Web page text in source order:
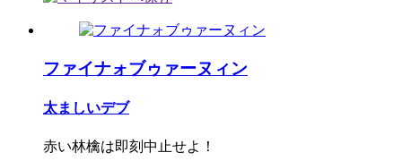
ファイナォブゥァーヌィン
太ましいデブ
赤い林檎は即刻中止せよ！